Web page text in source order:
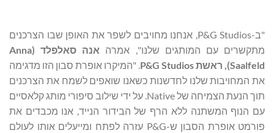
"ב-P&G Studios, אנחנו מחויבים לשפר את האופן שבו הצרכנים
מתקשרים עם המותגים שלנו", אמרה אנה סאלפלד (Anna
Saalfeld), ראשת P&G Studios
. "המיקרו אופרת סבון הזו מדגימה
את המחויבות שלנו לחדשנות כשאנו שואפים לשמח את הצרכנים
תוך הנעת הצמיחה של Native. על ידי שילוב סיפורי מותג קלאסיים
עם הנוף המשתנה ללא הרף של הבידור הנייד, אנו מכבדים את
פורמט אופרת הסבון ש-P&G עזרה לפתח ומייעלים אותו לעולם